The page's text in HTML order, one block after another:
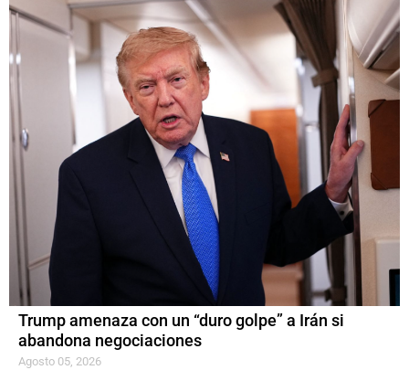
Trump amenaza con un “duro golpe” a Irán si
abandona negociaciones
Agosto 05, 2026